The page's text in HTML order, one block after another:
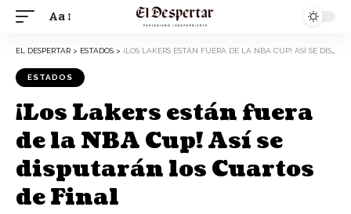
Aa
EL DESPERTAR > ESTADOS > ¡LOS LAKERS ESTÁN FUERA DE LA NBA CUP! ASÍ SE DISPUTARÁN LOS CUARTOS DE FINAL
ESTADOS
¡Los Lakers están fuera
de la NBA Cup! Así se
disputarán los Cuartos
de Final